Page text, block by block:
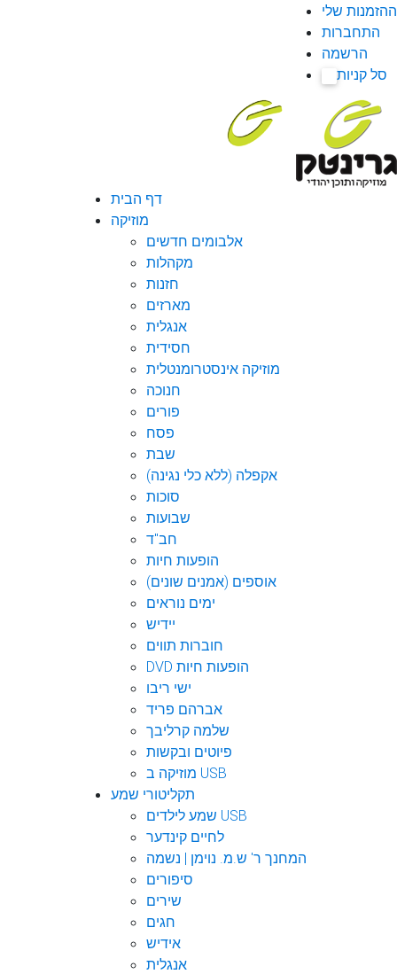
ההזמנות שלי
התחברות
הרשמה
סל קניות
דף הבית
מוזיקה
אלבומים חדשים
מקהלות
חזנות
מארזים
אנגלית
חסידית
מוזיקה אינסטרומנטלית
חנוכה
פורים
פסח
שבת
אקפלה (ללא כלי נגינה)
סוכות
שבועות
חב"ד
הופעות חיות
אוספים (אמנים שונים)
ימים נוראים
יידיש
חוברות תווים
DVD הופעות חיות
ישי ריבו
אברהם פריד
שלמה קרליבך
פיוטים ובקשות
מוזיקה ב USB
תקליטורי שמע
שמע לילדים USB
לחיים קינדער
המחנך ר' ש.מ. נוימן | נשמה
סיפורים
שירים
חגים
אידיש
אנגלית